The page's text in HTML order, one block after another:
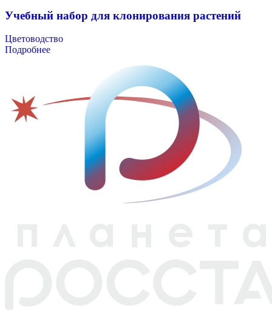
Учебный набор для клонирования растений
Цветоводство
Подробнее